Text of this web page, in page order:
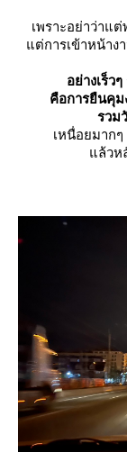
เพราะอย่าว่าแ
ต่การเข้าหน้างา
อย่างเร็ว
คือการยืนคุ
รวม
เหนื่อยมาก
ล้วหลั